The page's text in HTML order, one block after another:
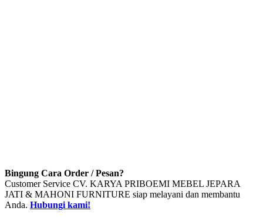
Bingung Cara Order / Pesan?
Customer Service CV. KARYA PRIBOEMI MEBEL JEPARA
JATI & MAHONI FURNITURE siap melayani dan membantu
Anda. Hubungi kami!